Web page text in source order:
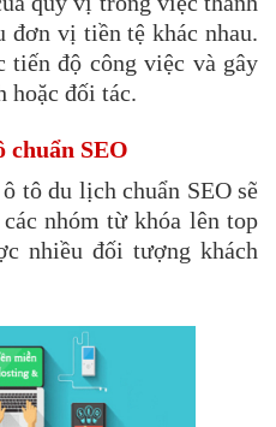
đơn vị tiền tệ khác nhau.
tiến độ công việc và gây
hoặc đối tác.
chuẩn SEO
tô du lịch chuẩn SEO sẽ
nhóm từ khóa lên top
nhiều đối tượng khách